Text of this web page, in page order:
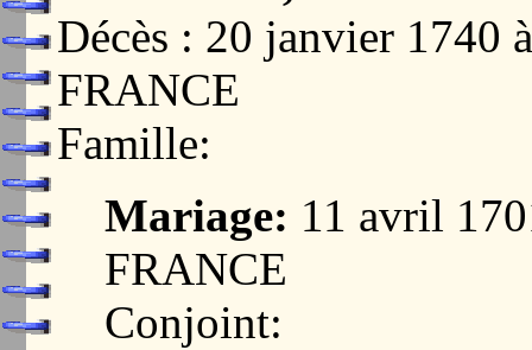
Décès : 20 janvier
FRANCE
Famille:
Mariage: 11 avril
FRANCE
Conjoint: